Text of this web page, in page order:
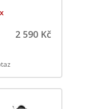
2 590 Kč